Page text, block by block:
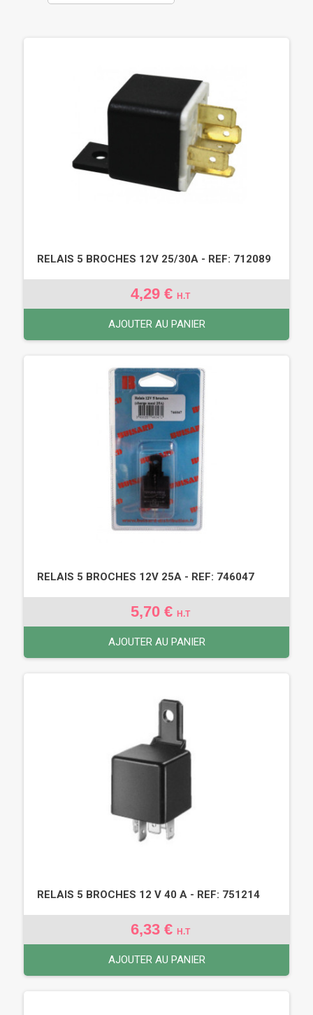
RELAIS 5 BROCHES 12V 25/30A - REF: 712089
4,29 € H.T
AJOUTER AU PANIER
RELAIS 5 BROCHES 12V 25A - REF: 746047
5,70 € H.T
AJOUTER AU PANIER
RELAIS 5 BROCHES 12 V 40 A - REF: 751214
6,33 € H.T
AJOUTER AU PANIER